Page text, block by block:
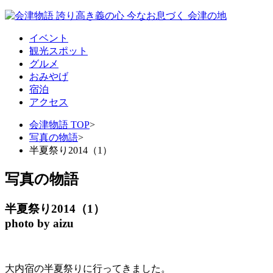
イベント
観光スポット
グルメ
おみやげ
宿泊
アクセス
会津物語 TOP>
写真の物語>
半夏祭り2014（1）
写真の物語
半夏祭り2014（1）
photo by aizu
大内宿の半夏祭りに行ってきました。